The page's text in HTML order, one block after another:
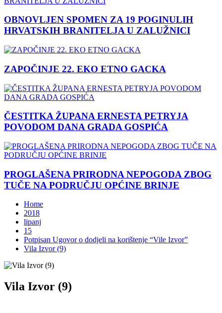
OBNOVLJEN SPOMEN ZA 19 POGINULIH
HRVATSKIH BRANITELJA U ZALUŽNICI
ZAPOČINJE 22. EKO ETNO GACKA
ČESTITKA ŽUPANA ERNESTA PETRYJA
POVODOM DANA GRADA GOSPIĆA
PROGLAŠENA PRIRODNA NEPOGODA ZBOG
TUČE NA PODRUČJU OPĆINE BRINJE
Home
2018
lipanj
15
Potpisan Ugovor o dodjeli na korištenje “Vile Izvor”
Vila Izvor (9)
Vila Izvor (9)